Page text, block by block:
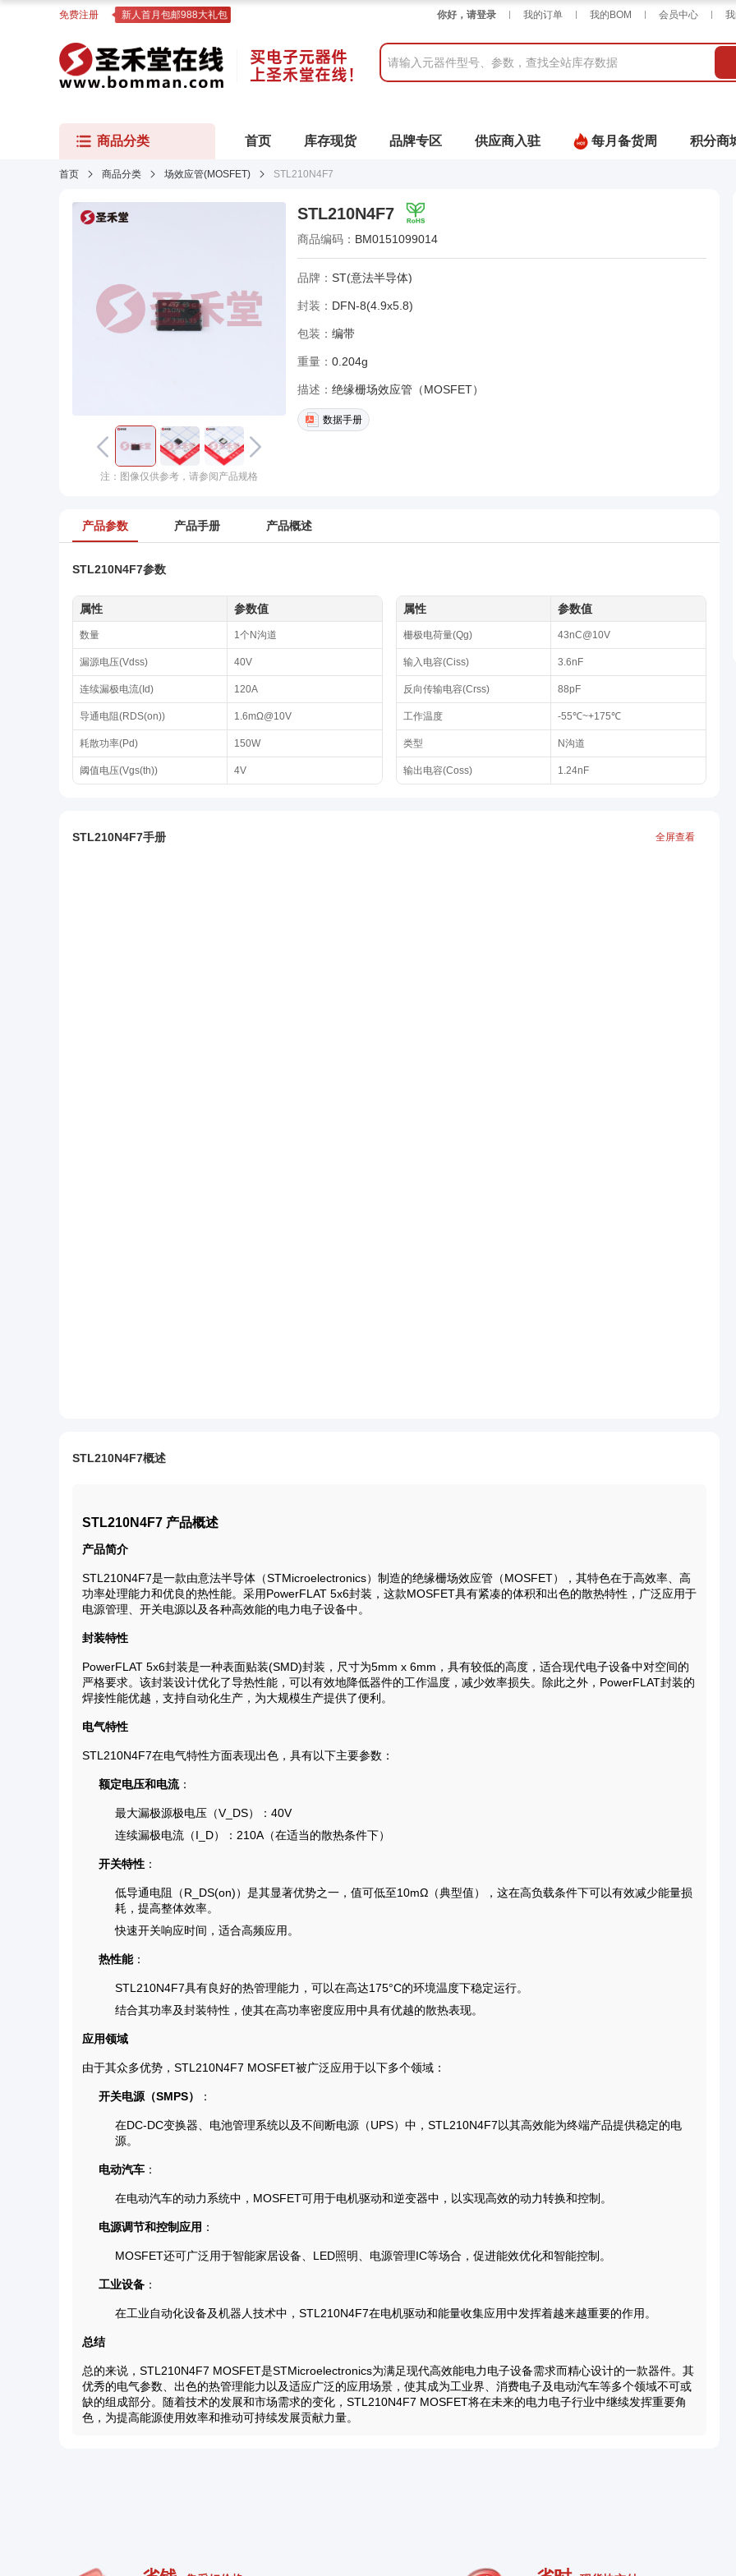
免费注册 新人首月包邮988大礼包 你好，请登录 我的订单 我的BOM 会员中心
商品分类 首页 库存现货 品牌专区 供应商入驻 每月备货周 积分商
首页 商品分类 场效应管(MOSFET) STL210N4F7
注：图像仅供参考，请参阅产品规格
STL210N4F7
商品编码： BM0151099014
品牌： ST(意法半导体)
封装： DFN-8(4.9x5.8)
包装： 编带
重量： 0.204g
描述： 绝缘栅场效应管（MOSFET）
数据手册
产品参数 产品手册 产品概述
STL210N4F7参数
属性 参数值
数量 1个N沟道
漏源电压(Vdss) 40V
连续漏极电流(Id) 120A
导通电阻(RDS(on)) 1.6mΩ@10V
耗散功率(Pd) 150W
阈值电压(Vgs(th)) 4V
属性 参数值
栅极电荷量(Qg) 43nC@10V
输入电容(Ciss) 3.6nF
反向传输电容(Crss) 88pF
工作温度 -55℃~+175℃
类型 N沟道
输出电容(Coss) 1.24nF
STL210N4F7手册 全屏查看
STL210N4F7概述
STL210N4F7 产品概述
产品简介
STL210N4F7是一款由意法半导体（STMicroelectronics）制造的绝缘栅场效应管（MOSFET），其特色在于高效率、高
功率处理能力和优良的热性能。采用PowerFLAT 5x6封装，这款MOSFET具有紧凑的体积和出色的散热特性，广泛应用于
电源管理、开关电源以及各种高效能的电力电子设备中。
封装特性
PowerFLAT 5x6封装是一种表面贴装(SMD)封装，尺寸为5mm x 6mm，具有较低的高度，适合现代电子设备中对空间的
严格要求。该封装设计优化了导热性能，可以有效地降低器件的工作温度，减少效率损失。除此之外，PowerFLAT封装的
焊接性能优越，支持自动化生产，为大规模生产提供了便利。
电气特性
STL210N4F7在电气特性方面表现出色，具有以下主要参数：
额定电压和电流：
最大漏极源极电压（V_DS）：40V
连续漏极电流（I_D）：210A（在适当的散热条件下）
开关特性 ：
低导通电阻（R_DS(on)）是其显著优势之一，值可低至10mΩ（典型值），这在高负载条件下可以有效减少能量损
耗，提高整体效率。
快速开关响应时间，适合高频应用。
热性能：
STL210N4F7具有良好的热管理能力，可以在高达175°C的环境温度下稳定运行。
结合其功率及封装特性，使其在高功率密度应用中具有优越的散热表现。
应用领域
由于其众多优势，STL210N4F7 MOSFET被广泛应用于以下多个领域：
开关电源（SMPS） ：
在DC-DC变换器、电池管理系统以及不间断电源（UPS）中，STL210N4F7以其高效能为终端产品提供稳定的电
源。
电动汽车 ：
在电动汽车的动力系统中，MOSFET可用于电机驱动和逆变器中，以实现高效的动力转换和控制。
电源调节和控制应用 ：
MOSFET还可广泛用于智能家居设备、LED照明、电源管理IC等场合，促进能效优化和智能控制。
工业设备 ：
在工业自动化设备及机器人技术中，STL210N4F7在电机驱动和能量收集应用中发挥着越来越重要的作用。
总结
总的来说，STL210N4F7 MOSFET是STMicroelectronics为满足现代高效能电力电子设备需求而精心设计的一款器件。其
优秀的电气参数、出色的热管理能力以及适应广泛的应用场景，使其成为工业界、消费电子及电动汽车等多个领域不可或
缺的组成部分。随着技术的发展和市场需求的变化，STL210N4F7 MOSFET将在未来的电力电子行业中继续发挥重要角
色，为提高能源使用效率和推动可持续发展贡献力量。